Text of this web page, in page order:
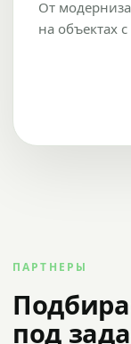
От
на объектах
ПАРТНЕРЫ
под